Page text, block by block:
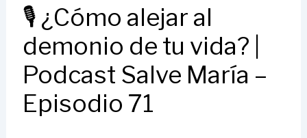
🎙️​ ¿Cómo alejar al
demonio de tu vida? |
Podcast Salve María –
Episodio 71